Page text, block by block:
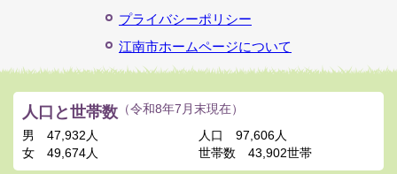
プライバシーポリシー
江南市ホームページについて
人口と世帯数 （令和8年7月末現在）
男
47,932人
女
49,674人
人口
97,606人
世帯数
43,902世帯